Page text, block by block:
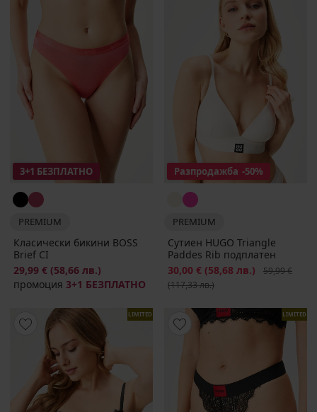
3+1 БЕЗПЛАТНО
PREMIUM
Класически бикини BOSS
Brief CI
29,99 € (58,66 лв.)
промоция 3+1 БЕЗПЛАТНО
Разпродажба -50%
PREMIUM
Сутиен HUGO Triangle
Paddes Rib подплатен
Намаление
30,00 € (58,68 лв.)
59,99 €
(117,33 лв.)
LIMITED LIMITED